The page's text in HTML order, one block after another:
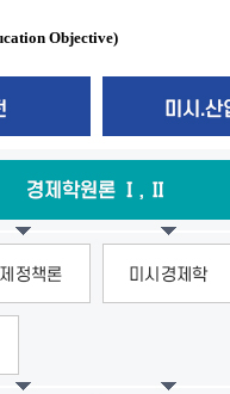
Objective)